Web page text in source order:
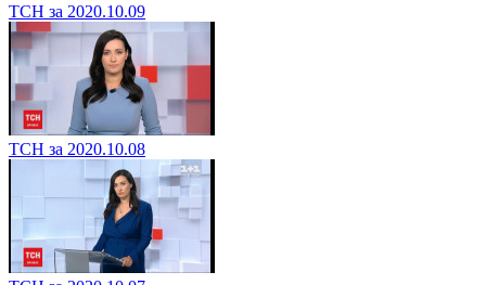
ТСН за 2020.10.09
ТСН за 2020.10.08